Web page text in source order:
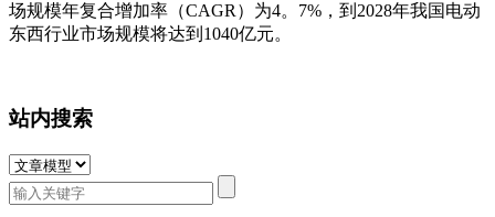
场规模年复合增加率（CAGR）为4。7%，到2028年我国电动
东西行业市场规模将达到1040亿元。
站内搜索